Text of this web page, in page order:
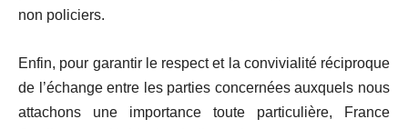
non policiers.
Enfin, pour garantir le respect et la convivialité réciproque
de l’échange entre les parties concernées auxquels nous
attachons une importance toute particulière, France